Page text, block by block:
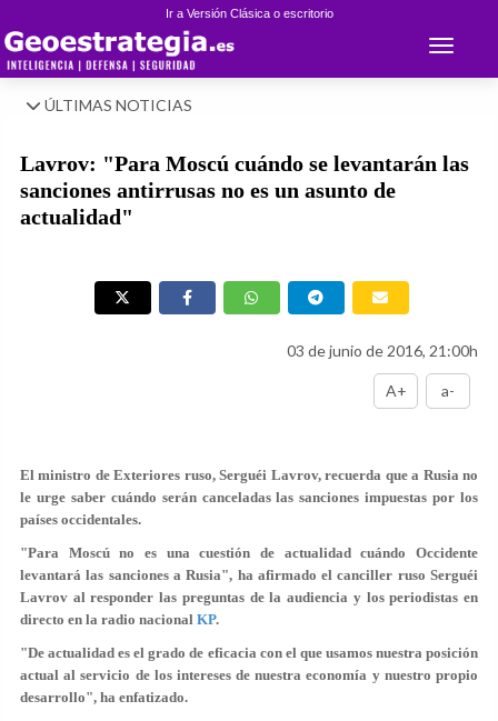
Ir a Versión Clásica o escritorio
Toggle
ÚLTIMAS NOTICIAS
Lavrov: "Para Moscú cuándo se levantarán las
sanciones antirrusas no es un asunto de
actualidad"
03 de junio de 2016, 21:00h
A+ a-
El ministro de Exteriores ruso, Serguéi Lavrov, recuerda que a Rusia no
le urge saber cuándo serán canceladas las sanciones impuestas por los
países occidentales.
"Para Moscú no es una cuestión de actualidad cuándo Occidente
levantará las sanciones a Rusia", ha afirmado el canciller ruso Serguéi
Lavrov al responder las preguntas de la audiencia y los periodistas en
directo en la radio nacional KP.
"De actualidad es el grado de eficacia con el que usamos nuestra posición
actual al servicio de los intereses de nuestra economía y nuestro propio
desarrollo", ha enfatizado.